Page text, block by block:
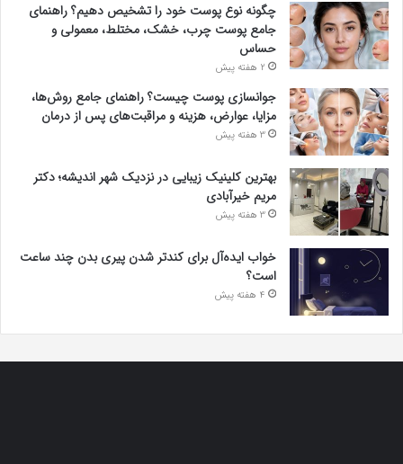
چگونه نوع پوست خود را تشخیص دهیم؟ راهنمای
جامع پوست چرب، خشک، مختلط، معمولی و
حساس
2 هفته پیش
جوانسازی پوست چیست؟ راهنمای جامع روش‌ها،
مزایا، عوارض، هزینه و مراقبت‌های پس از درمان
3 هفته پیش
بهترین کلینیک زیبایی در نزدیک شهر اندیشه؛ دکتر
مریم خیرآبادی
3 هفته پیش
خواب ایده‌آل برای کندتر شدن پیری بدن چند ساعت
است؟
4 هفته پیش